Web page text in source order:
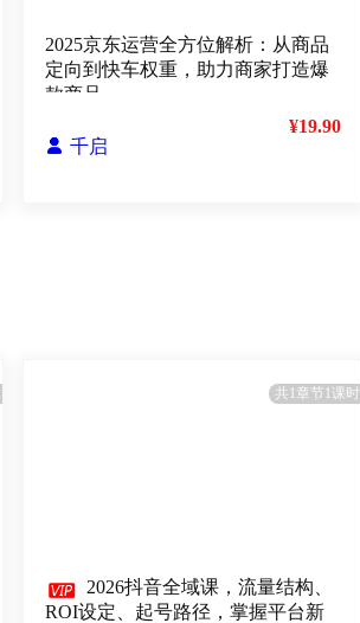
2025京东运营全方位解析：从商品
定向到快车权重，助力商家打造爆
款商品
 千启
¥19.90
共1章节1课时
 2026抖音全域课，流量结构、
ROI设定、起号路径，掌握平台新